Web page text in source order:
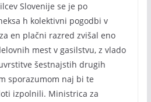
Slovenije se je po
h kolektivni pogodbi v
en plačni razred zvišal eno
mest v gasilstvu, z vlado
šestnajstih drugih
sporazumom naj bi te
izpolnili. Ministrica za